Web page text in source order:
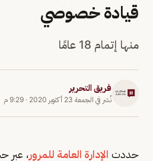
قيادة خصوصي
منها إتمام 18 عامًا
فريق التحرير
نُشر في الجمعة 23 أكتوبر 2020 · 9:29 م
حددت الإدارة العامة للمرور، عبر